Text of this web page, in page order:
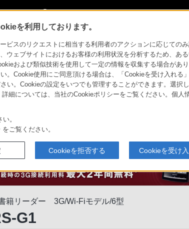
: 見やすいディスプレイ
ソニーの電子書籍
籍リーダー 3G/Wi-Fiモデル/6型
G1
を利用しております。
ビスのリクエストに相当する利用者のアクションに応じての
ウェブサイトにおけるお客様の利用状況を分析するため、あ
および類似技術を使用して一定の情報を収集する場合があ
。Cookie使用にご同意頂ける場合は、「Cookieを受け入れる
い。Cookieの設定をいつでも管理することができます。選択
細については、当社のCookieポリシーをご覧ください。個人
。
をご覧ください。
Cookieを拒否する Cookieを受け